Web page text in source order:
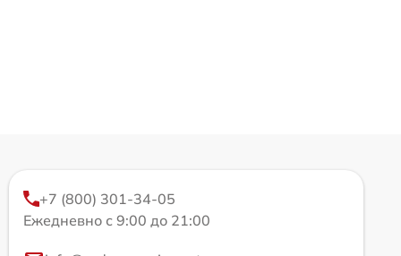
+7 (800) 301-34-05
Ежедневно с 9:00 до 21:00